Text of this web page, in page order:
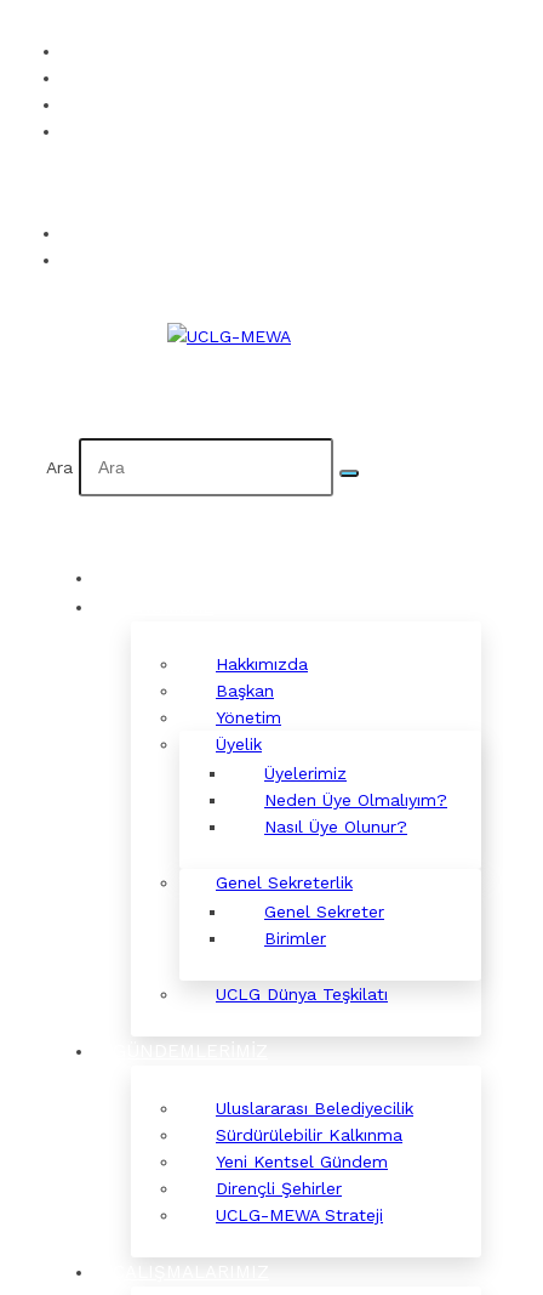
Ara
Hakkımızda
Başkan
Yönetim
Üyelik
Üyelerimiz
Neden Üye Olmalıyım?
Nasıl Üye Olunur?
Genel Sekreterlik
Genel Sekreter
Birimler
UCLG Dünya Teşkilatı
Uluslararası Belediyecilik
Sürdürülebilir Kalkınma
Yeni Kentsel Gündem
Dirençli Şehirler
UCLG-MEWA Strateji